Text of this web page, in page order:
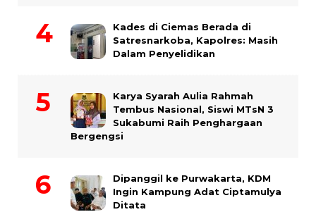
Kades di Ciemas Berada di
Satresnarkoba, Kapolres: Masih
Dalam Penyelidikan
Karya Syarah Aulia Rahmah
Tembus Nasional, Siswi MTsN 3
Sukabumi Raih Penghargaan
Bergengsi
Dipanggil ke Purwakarta, KDM
Ingin Kampung Adat Ciptamulya
Ditata